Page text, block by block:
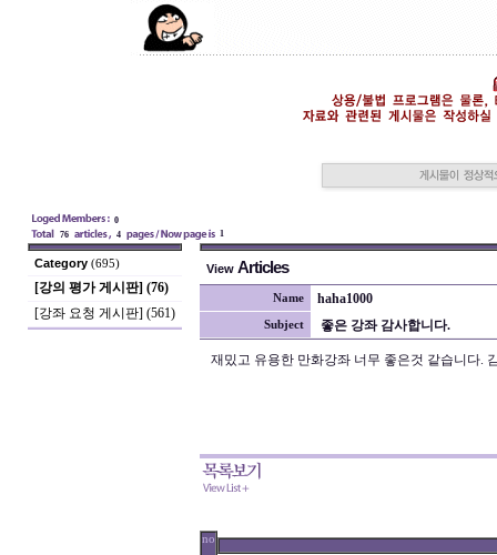
0
76
4 1
Category (695)
[강의 평가 게시판] (76)
[강좌 요청 게시판] (561)
View Articles
Name haha1000
Subject 좋은 강좌 감사합니다.
재밌고 유용한 만화강좌 너무 좋은것 같습니다.
no